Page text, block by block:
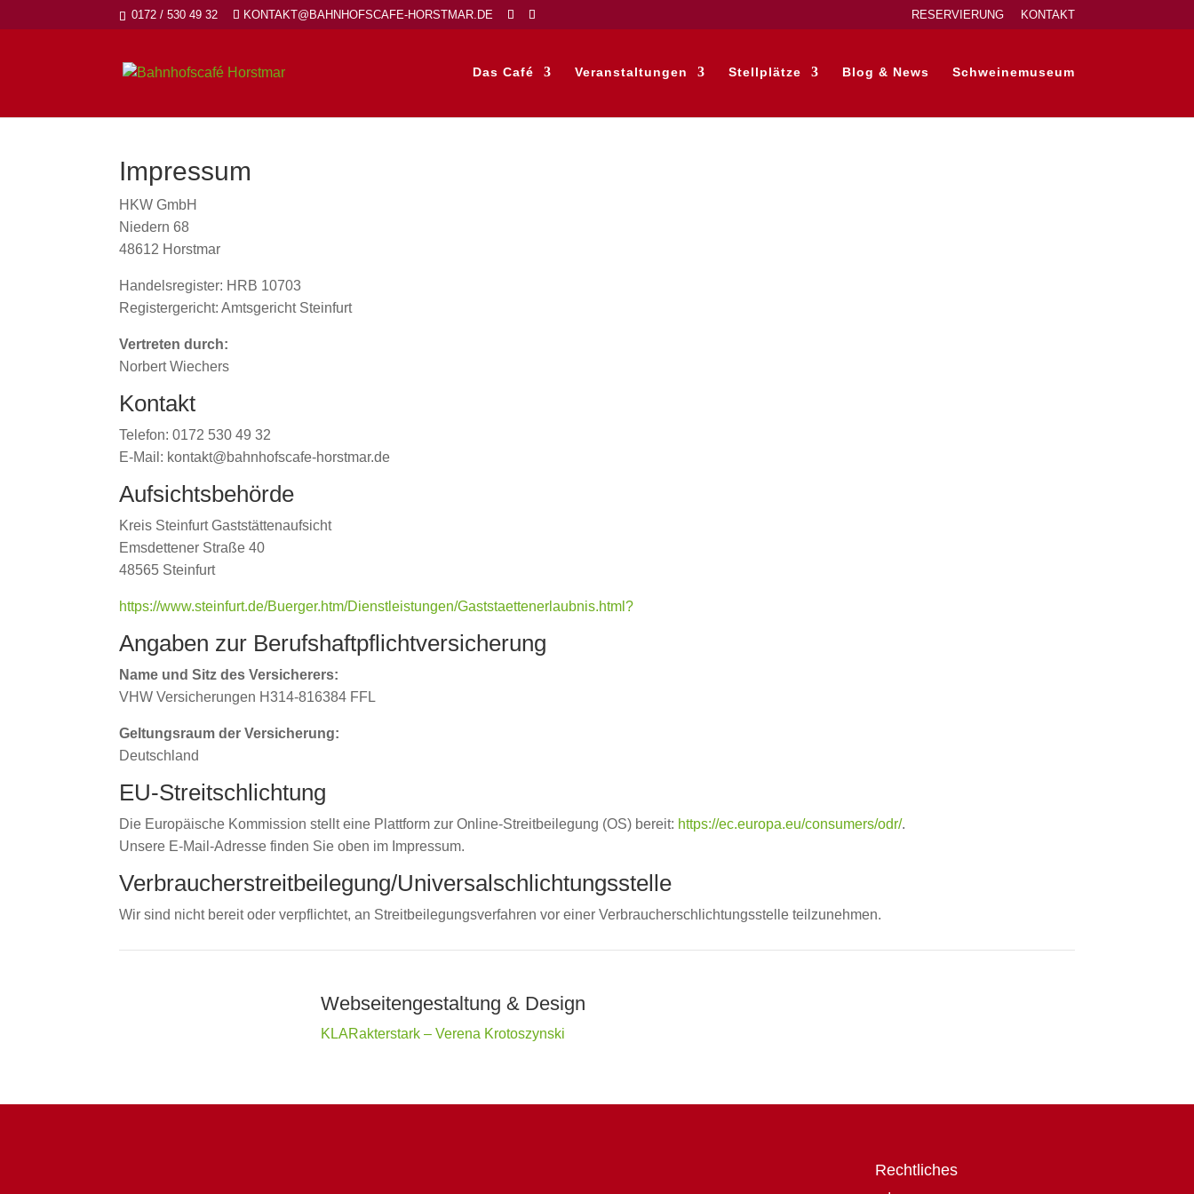
0172 / 530 49 32 KONTAKT@BAHNHOFSCAFE-HORSTMAR.DE RESERVIERUNG KONTAKT
Das Café Veranstaltungen Stellplätze Blog & News Schweinemuseum
Impressum
HKW GmbH
Niedern 68
48612 Horstmar
Handelsregister: HRB 10703
Registergericht: Amtsgericht Steinfurt
Vertreten durch:
Norbert Wiechers
Kontakt
Telefon: 0172 530 49 32
E-Mail: kontakt@bahnhofscafe-horstmar.de
Aufsichtsbehörde
Kreis Steinfurt Gaststättenaufsicht
Emsdettener Straße 40
48565 Steinfurt
https://www.steinfurt.de/Buerger.htm/Dienstleistungen/Gaststaettenerlaubnis.html?
Angaben zur Berufs­haftpflicht­versicherung
Name und Sitz des Versicherers:
VHW Versicherungen H314-816384 FFL
Geltungsraum der Versicherung:
Deutschland
EU-Streitschlichtung
Die Europäische Kommission stellt eine Plattform zur Online-Streitbeilegung (OS) bereit: https://ec.europa.eu/consumers/odr/.
Unsere E-Mail-Adresse finden Sie oben im Impressum.
Verbraucher­streit­beilegung/Universal­schlichtungs­stelle
Wir sind nicht bereit oder verpflichtet, an Streitbeilegungsverfahren vor einer Verbraucherschlichtungsstelle teilzunehmen.
Webseitengestaltung & Design
KLARakterstark – Verena Krotoszynski
Rechtliches